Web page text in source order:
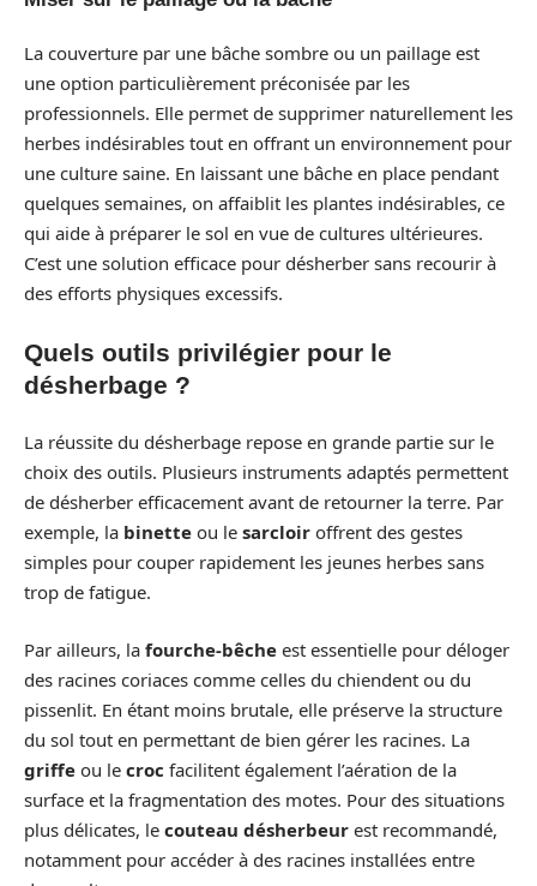
La couverture par une bâche sombre ou un paillage est
une option particulièrement préconisée par les
professionnels. Elle permet de supprimer naturellement les
herbes indésirables tout en offrant un environnement pour
une culture saine. En laissant une bâche en place pendant
quelques semaines, on affaiblit les plantes indésirables, ce
qui aide à préparer le sol en vue de cultures ultérieures.
C’est une solution efficace pour désherber sans recourir à
des efforts physiques excessifs.
Quels outils privilégier pour le
désherbage ?
La réussite du désherbage repose en grande partie sur le
choix des outils. Plusieurs instruments adaptés permettent
de désherber efficacement avant de retourner la terre. Par
exemple, la binette ou le sarcloir offrent des gestes
simples pour couper rapidement les jeunes herbes sans
trop de fatigue.
Par ailleurs, la fourche-bêche est essentielle pour déloger
des racines coriaces comme celles du chiendent ou du
pissenlit. En étant moins brutale, elle préserve la structure
du sol tout en permettant de bien gérer les racines. La
griffe ou le croc facilitent également l’aération de la
surface et la fragmentation des motes. Pour des situations
plus délicates, le couteau désherbeur est recommandé,
notamment pour accéder à des racines installées entre